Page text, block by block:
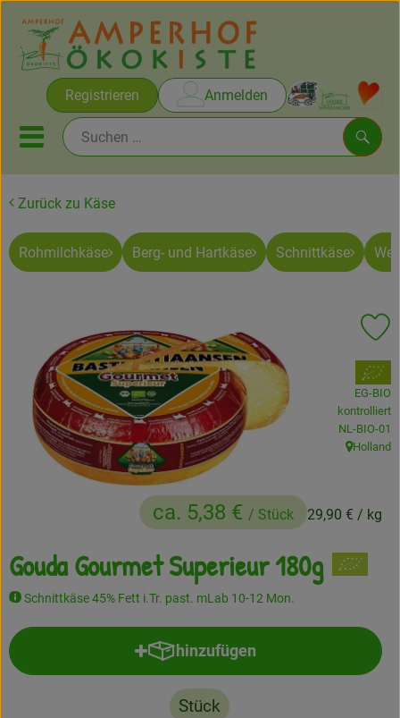
Registrieren Anmelden
Mobiles Menu öffnen oder
Rezepte
Ökokisten
Obst & Gemüse
Frisches
Angebote
Gratis Ökokiste im Wert von 25 Euro
Zurück zu Käse
Rohmilchkäse Berg- und Hartkäse Schnittkäse
Gouda Gourmet Superieur 180g
Schnittkäse 45% Fett i.Tr. past. mLab 10-12 Mon.
ca. 5,38 € / Stück 29,90 € / kg
, Verband:
EG-BIO
kontrolliert
,NL-BIO-01
, Herkunft:
Holland
hinzufügen
Produkt zum Warenkorb
Stück